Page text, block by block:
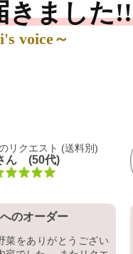
きました!!
voice～
リクエスト (送料別)
さん (40代)
わり夢畑）へのオー